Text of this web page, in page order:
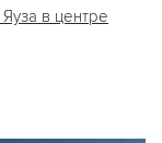
в центре